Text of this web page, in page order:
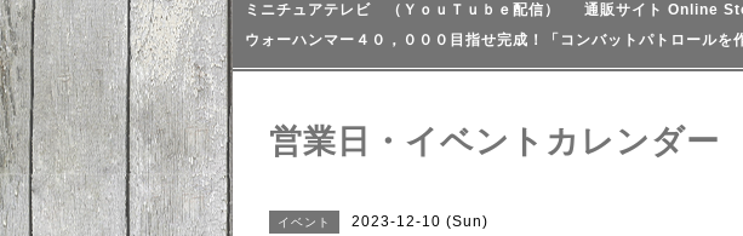
ミニチュアテレビ （ＹｏｕＴｕｂｅ配信）
通販サイト Online
ウォーハンマー４０，０００目指せ完成！「コンバットパトロールを
営業日・イベントカレンダー
イベント 2023-12-10 (Sun)